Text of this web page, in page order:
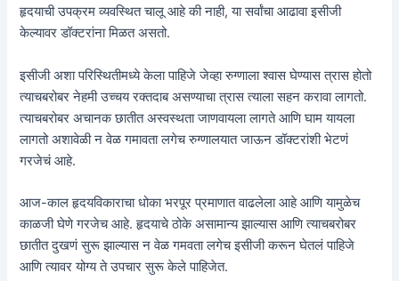
हृदयाची उपक्रम व्यवस्थित चालू आहे की नाही, या सर्वांचा आढावा इसीजी
केल्यावर डॉक्टरांना मिळत असतो.
इसीजी अशा परिस्थितीमध्ये केला पाहिजे जेव्हा रुग्णाला श्वास घेण्यास त्रास होतो
त्याचबरोबर नेहमी उच्चय रक्तदाब असण्याचा त्रास त्याला सहन करावा लागतो.
त्याचबरोबर अचानक छातीत अस्वस्थता जाणवायला लागते आणि घाम यायला
लागतो अशावेळी न वेळ गमावता लगेच रुग्णालयात जाऊन डॉक्टरांशी भेटणं
गरजेचं आहे.
आज-काल हृदयविकाराचा धोका भरपूर प्रमाणात वाढलेला आहे आणि यामुळेच
काळजी घेणे गरजेच आहे. हृदयाचे ठोके असामान्य झाल्यास आणि त्याचबरोबर
छातीत दुखणं सुरू झाल्यास न वेळ गमवता लगेच इसीजी करून घेतलं पाहिजे
आणि त्यावर योग्य ते उपचार सुरू केले पाहिजेत.